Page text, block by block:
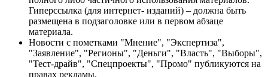
Гиперссылка (для интернет- изданий) – должна быть
размещена в подзаголовке или в первом абзаце
материала.
Новости с пометками "Мнение", "Экспертиза",
"Заявление", "Регионы", "Деньги", "Власть", "Выборы",
"Тест-драйв", "Спецпроекты", "Промо" публикуются на
правах рекламы.